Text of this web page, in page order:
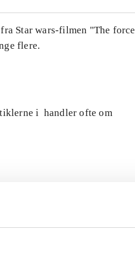
Star wars-filmen "The force
flere.
i handler ofte om